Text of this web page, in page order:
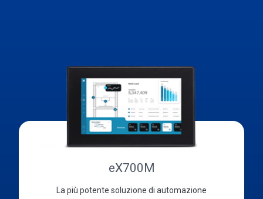
eX700M
La più potente soluzione di automazione